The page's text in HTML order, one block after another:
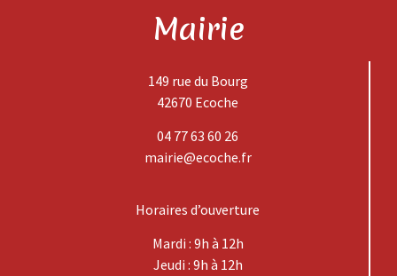
Mairie
149 rue du Bourg
42670 Ecoche
04 77 63 60 26
mairie@ecoche.fr
Horaires d’ouverture
Mardi : 9h à 12h
Jeudi : 9h à 12h